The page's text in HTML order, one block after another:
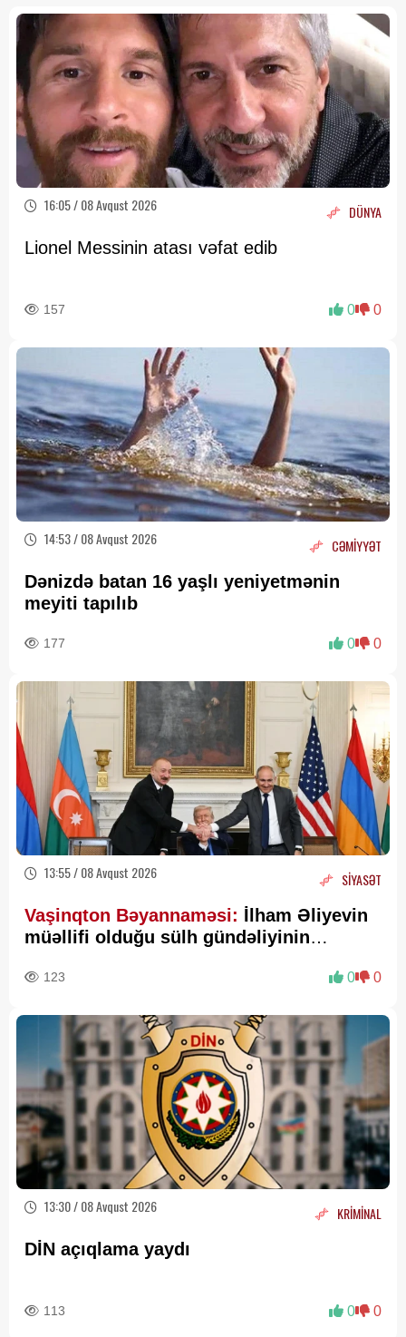
16:05 / 08 Avqust 2026 DÜNYA
Lionel Messinin atası vəfat edib
157 0 0
14:53 / 08 Avqust 2026 CƏMİYYƏT
Dənizdə batan 16 yaşlı yeniyetmənin
meyiti tapılıb
177 0 0
13:55 / 08 Avqust 2026 SİYASƏT
Vaşinqton Bəyannaməsi: İlham Əliyevin
müəllifi olduğu sülh gündəliyinin
123 0 0
13:30 / 08 Avqust 2026 KRİMİNAL
DİN açıqlama yaydı
113 0 0